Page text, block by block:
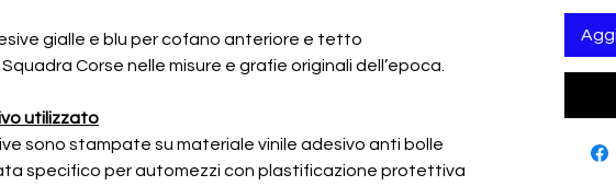
gialle e blu per cofano anteriore e tetto
Squadra Corse nelle misure e grafie originali dell’epoca.
utilizzato
sono stampate su materiale vinile adesivo anti bolle
specifico per automezzi con plastificazione protettiva